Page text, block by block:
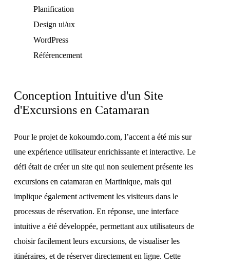
Planification
Design ui/ux
WordPress
Référencement
Conception Intuitive d'un Site
d'Excursions en Catamaran
Pour le projet de kokoumdo.com, l’accent a été mis sur
une expérience utilisateur enrichissante et interactive. Le
défi était de créer un site qui non seulement présente les
excursions en catamaran en Martinique, mais qui
implique également activement les visiteurs dans le
processus de réservation. En réponse, une interface
intuitive a été développée, permettant aux utilisateurs de
choisir facilement leurs excursions, de visualiser les
itinéraires, et de réserver directement en ligne. Cette